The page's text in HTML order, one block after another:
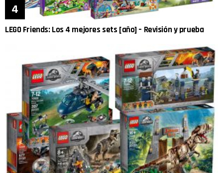
LEGO Friends: Los 4 mejores sets [año] – Revisión y prueba